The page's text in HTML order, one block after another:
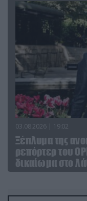
03.08.2026 | 19:02
Ξέπλυμα της
ρεπόρτερ του
δικαίωμα στο